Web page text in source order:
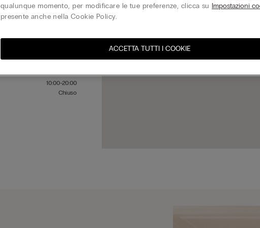
10:00-20:00
10:00-20:00
Chiuso
qualunque momento, per modificare le tue preferenze, clicca su Impostazioni
presente anche nella Cookie Policy.
ACCETTA TUTTI I COOKIE